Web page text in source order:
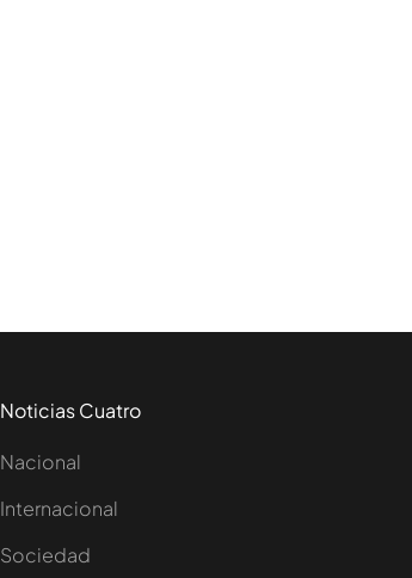
Noticias Cuatro
Nacional
Internacional
Sociedad